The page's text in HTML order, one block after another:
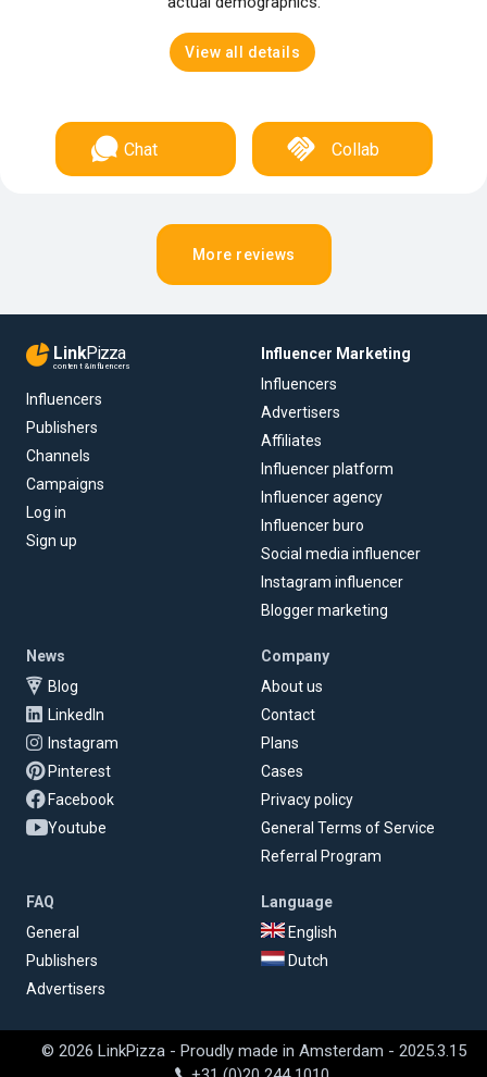
View all details
Chat Collab
More reviews
LinkPizza
content & influencers
Influencers
Publishers
Channels
Campaigns
Log in
Sign up
Influencer Marketing
Influencers
Advertisers
Affiliates
Influencer platform
Influencer agency
Influencer buro
Social media influencer
Instagram influencer
Blogger marketing
News
Blog
LinkedIn
Instagram
Pinterest
Facebook
Youtube
Company
About us
Contact
Plans
Cases
Privacy policy
General Terms of Service
Referral Program
FAQ
General
Publishers
Advertisers
Language
English
Dutch
© 2026 LinkPizza - Proudly made in Amsterdam - 2025.3.15